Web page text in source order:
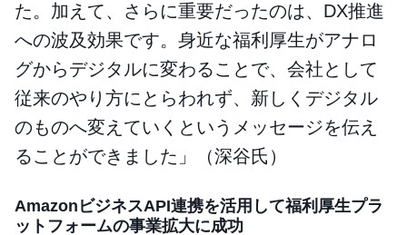
た。加えて、さらに重要だったのは、DX推進
への波及効果です。身近な福利厚生がアナロ
グからデジタルに変わることで、会社として
従来のやり方にとらわれず、新しくデジタル
のものへ変えていくというメッセージを伝え
ることができました」（深谷氏）
AmazonビジネスAPI連携を活用して福利厚生プラ
ットフォームの事業拡大に成功